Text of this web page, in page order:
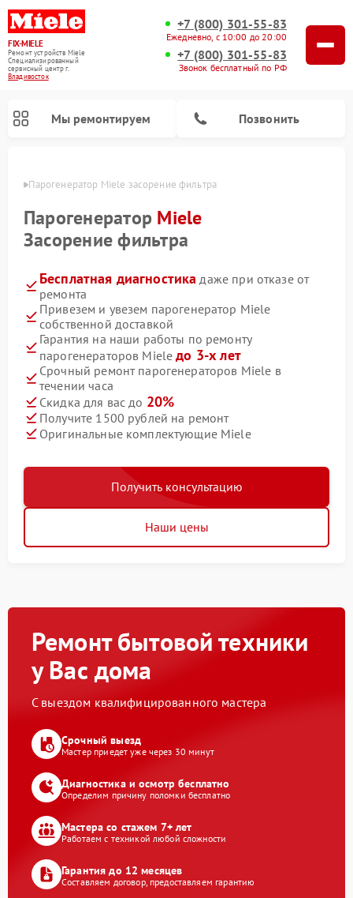
FIX-MIELE
Ремонт устройств Miele
Специализированный
cервисный центр г.
Владивосток
+7 (800) 301-55-83
Ежедневно, с 10:00 до 20:00
+7 (800) 301-55-83
Звонок бесплатный по РФ
Мы ремонтируем Позвонить
Парогенератор Miele засорение фильтра
Парогенератор Miele
Засорение фильтра
Бесплатная диагностика даже при отказе от
ремонта
Привезем и увезем парогенератор Miele
собственной доставкой
Гарантия на наши работы по ремонту
парогенераторов Mieleдо 3-х лет
Срочный ремонт парогенераторов Miele в
течении часа
Скидка для вас до 20%
Получите 1500 рублей на ремонт
Оригинальные комплектующие Miele
Получить консультацию
Наши цены
Ремонт бытовой техники
у Вас дома
С выездом квалифицированного мастера
Срочный выезд
Мастер приедет уже через 30 минут
Диагностика и осмотр бесплатно
Определим причину поломки бесплатно
Мастера со стажем 7+ лет
Работаем с техникой любой сложности
Гарантия до 12 месяцев
Составляем договор, предоставляем гарантию